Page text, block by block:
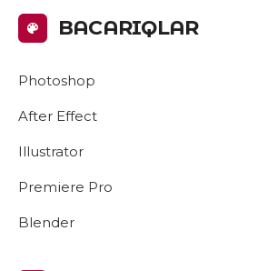
BACARIQLAR
Photoshop
After Effect
Illustrator
Premiere Pro
Blender